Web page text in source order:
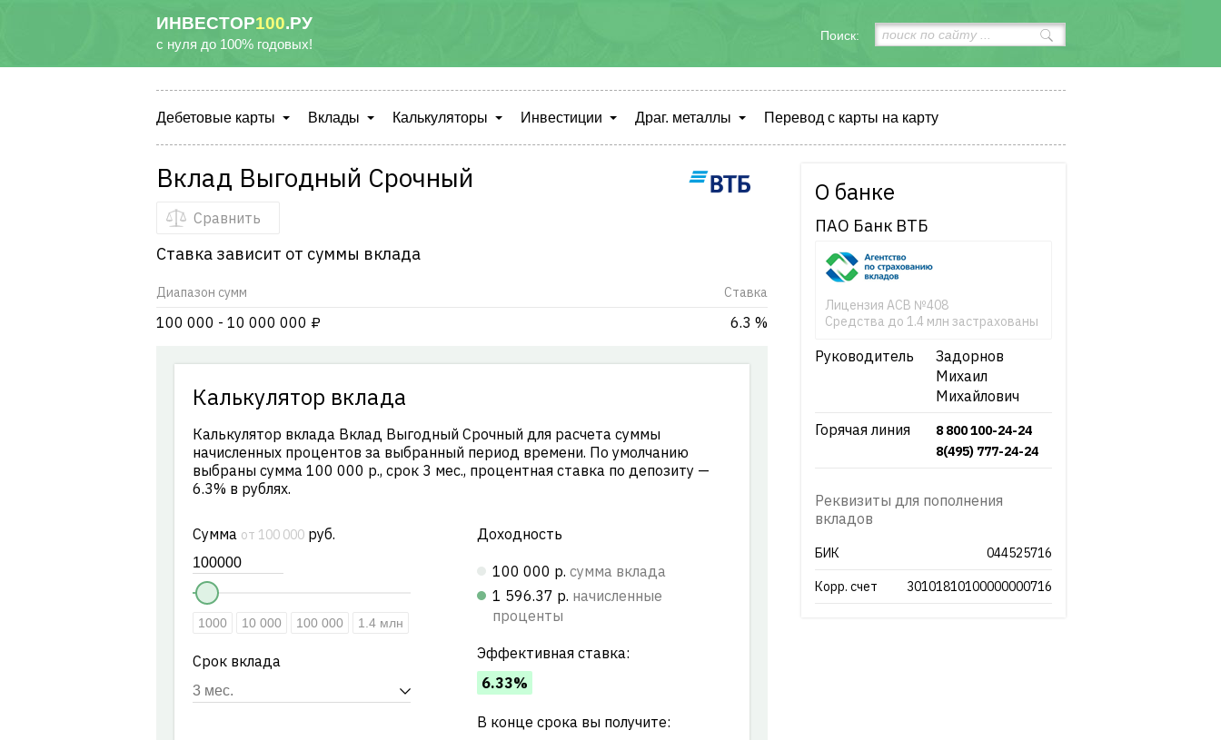
ИНВЕСТОР100.РУ
с нуля до 100% годовых!
Поиск:
Дебетовые карты Вклады Калькуляторы Инвестиции Драг. металлы Перевод с карты на карту
Вклад Выгодный Срочный
Сравнить
Ставка зависит от суммы вклада
Диапазон сумм
100 000 - 10 000 000 ₽
Cтавка
6.3 %
Калькулятор вклада
Калькулятор вклада Вклад Выгодный Срочный для расчета суммы
начисленных процентов за выбранный период времени. По умолчанию
выбраны сумма 100 000 р., срок 3 мес., процентная ставка по депозиту —
6.3% в рублях.
Сумма от 100 000руб.
1000 10 000 100 000 1.4 млн
Срок вклада
Доходность
100 000 р. сумма вклада
1 596.37 р. начисленные
проценты
Эффективная ставка:
6.33%
В конце срока вы получите:
О банке
ПАО Банк ВТБ
Лицензия АСВ №408
Средства до 1.4 млн застрахованы
Руководитель
Задорнов
Михаил
Михайлович
Горячая линия
8 800 100-24-24
8(495) 777-24-24
Реквизиты для пополнения
вкладов
БИК 044525716
Корр. счет 30101810100000000716